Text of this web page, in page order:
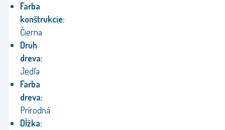
Farba
konštrukcie:
Čierna
Druh
dreva:
Jedľa
Farba
dreva:
Prírodná
Dĺžka: